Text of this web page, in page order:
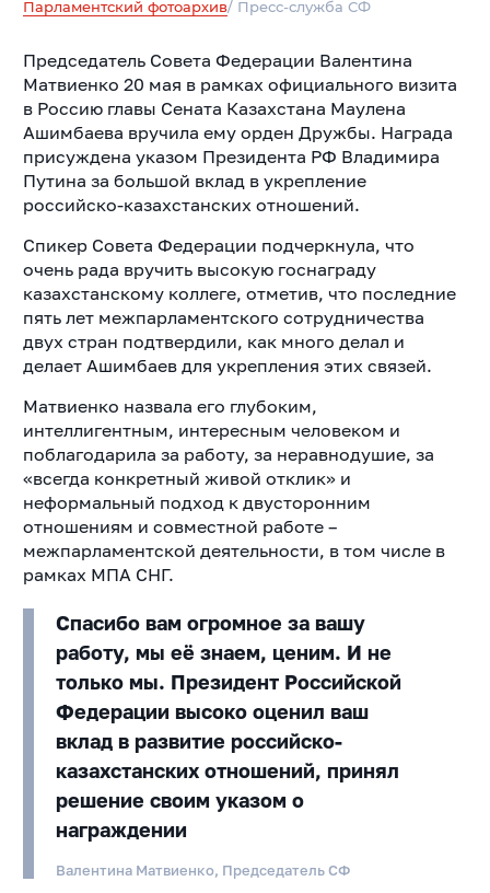
Парламентский фотоархив/ Пресс-служба СФ
Председатель Совета Федерации Валентина
Матвиенко 20 мая в рамках официального визита
в Россию главы Сената Казахстана Маулена
Ашимбаева вручила ему орден Дружбы. Награда
присуждена указом Президента РФ Владимира
Путина за большой вклад в укрепление
российско-казахстанских отношений.
Спикер Совета Федерации подчеркнула, что
очень рада вручить высокую госнаграду
казахстанскому коллеге, отметив, что последние
пять лет межпарламентского сотрудничества
двух стран подтвердили, как много делал и
делает Ашимбаев для укрепления этих связей.
Матвиенко назвала его глубоким,
интеллигентным, интересным человеком и
поблагодарила за работу, за неравнодушие, за
«всегда конкретный живой отклик» и
неформальный подход к двусторонним
отношениям и совместной работе –
межпарламентской деятельности, в том числе в
рамках МПА СНГ.
Спасибо вам огромное за вашу
работу, мы её знаем, ценим. И не
только мы. Президент Российской
Федерации высоко оценил ваш
вклад в развитие российско-
казахстанских отношений, принял
решение своим указом о
награждении
Валентина Матвиенко, Председатель СФ